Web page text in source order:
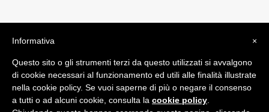
byComunicatori su Misura srl
Termini e Condizioni di Vendita - Terms and Conditions
ITA:
×
Informativa
Questo sito o gli strumenti terzi da questo utilizzati si avvalgono
di cookie necessari al funzionamento ed utili alle finalità illustrate
nella cookie policy. Se vuoi saperne di più o negare il consenso
a tutti o ad alcuni cookie, consulta la cookie policy